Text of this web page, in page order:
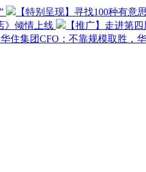
【特别呈现】寻找100种有意
》倾情上线
【推广】走进第
华住集团CFO：不靠规模取胜，